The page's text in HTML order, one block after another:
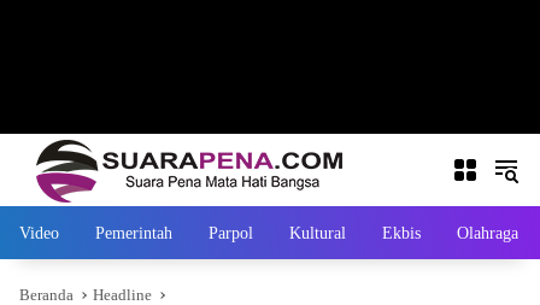
Video Pemerintah Parpol Kultural Ekbis Olahraga
Beranda Headline